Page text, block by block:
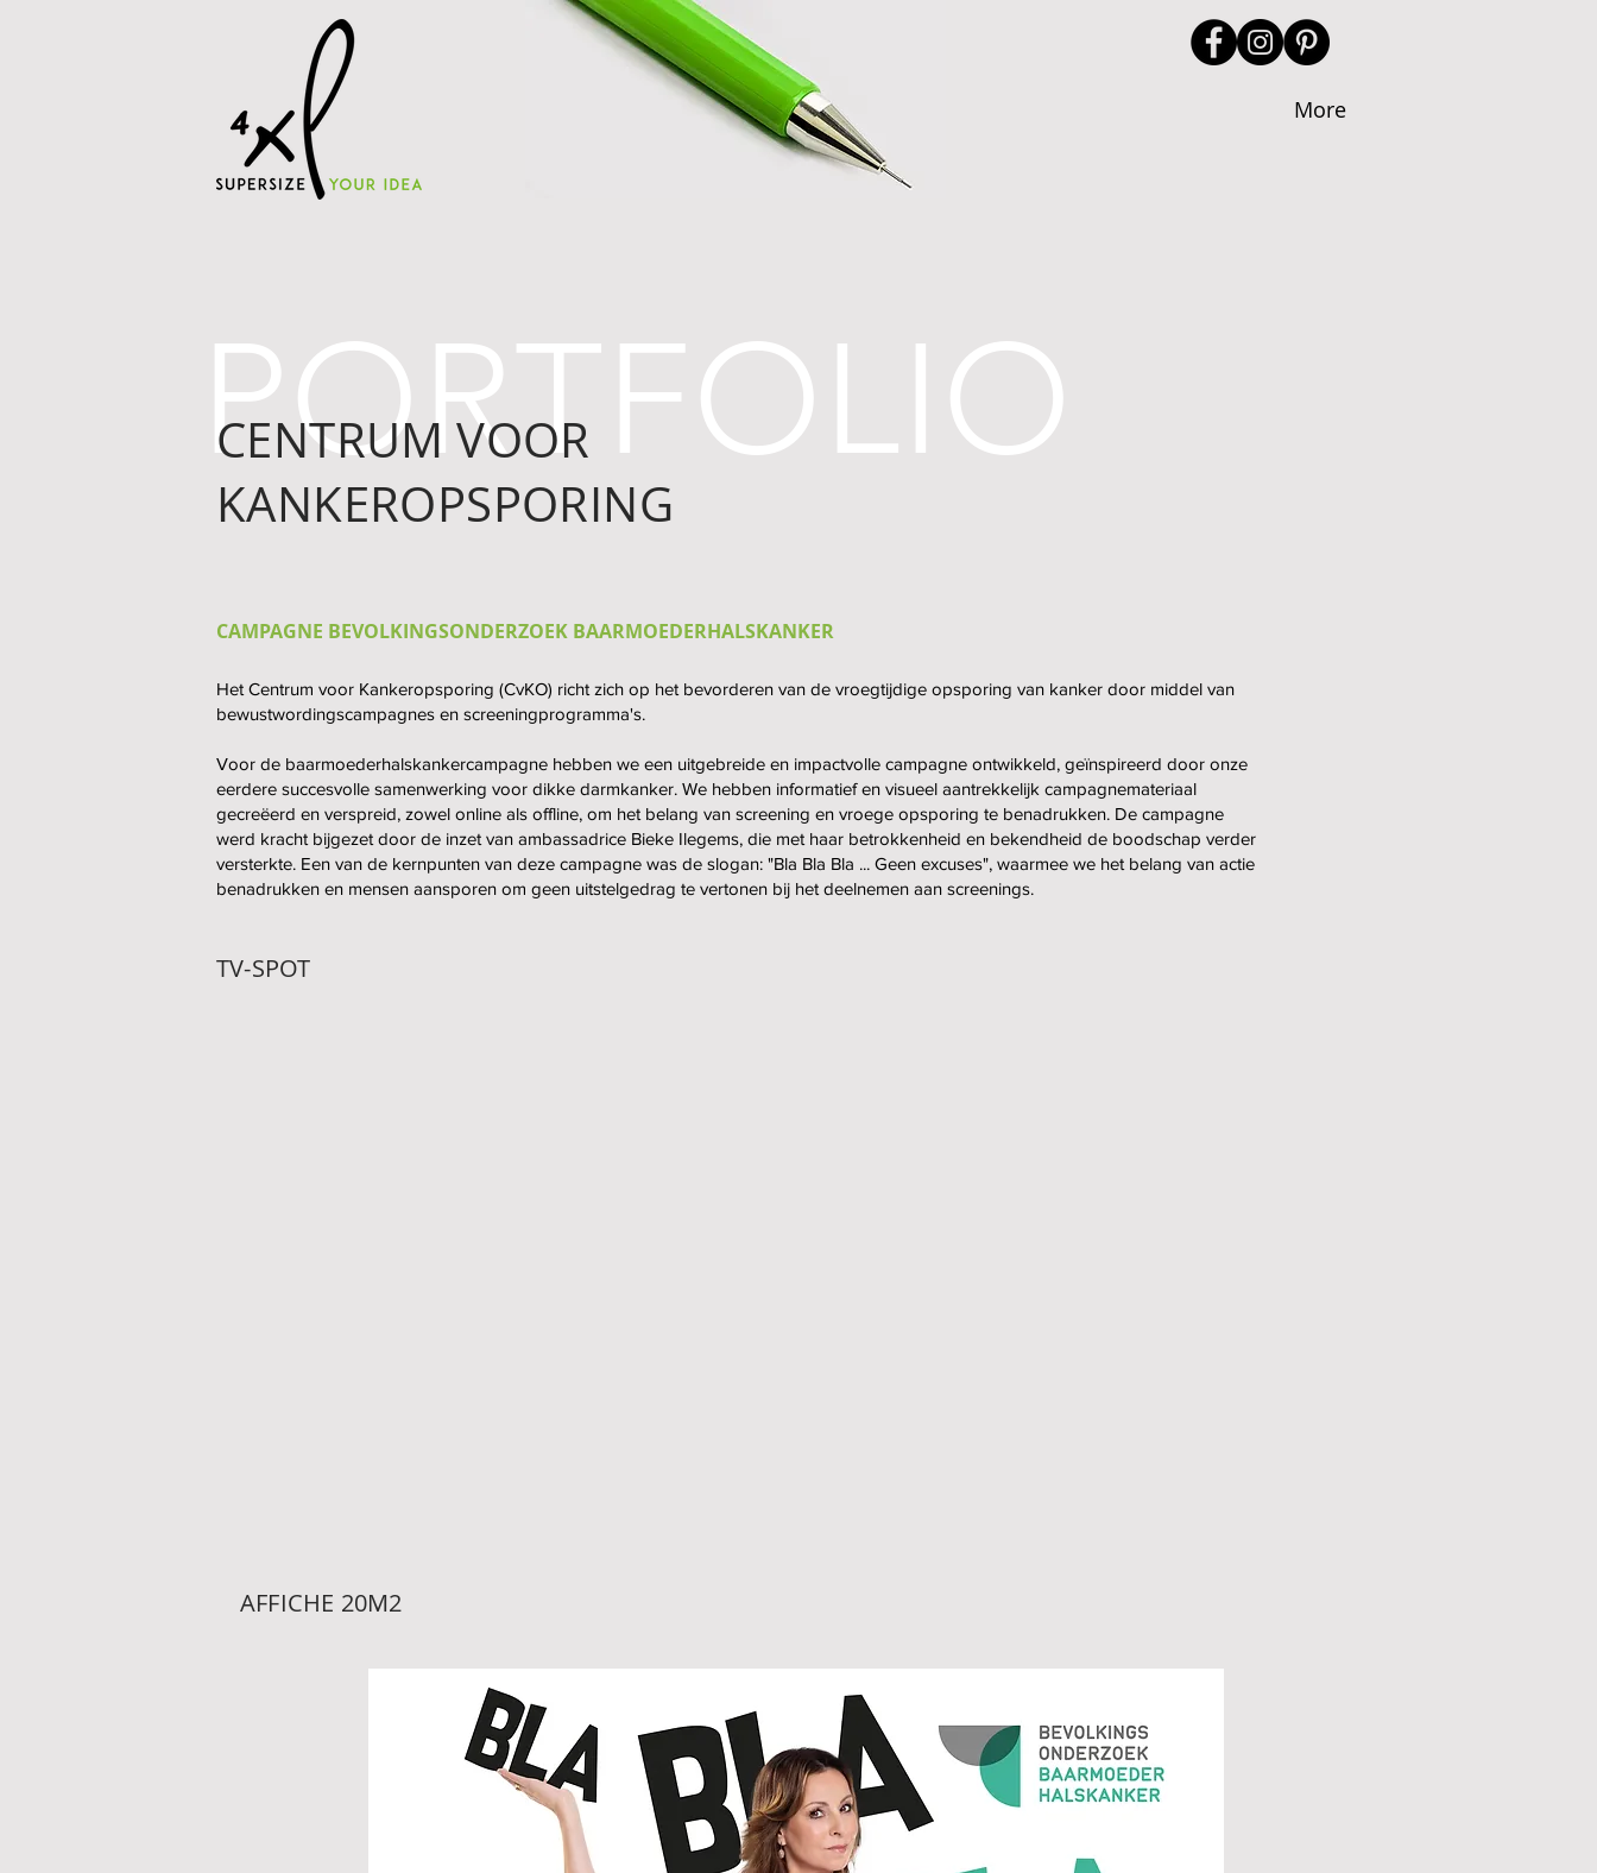
More
PORTFOLIO
CENTRUM VOOR
KANKEROPSPORING
CAMPAGNE BEVOLKINGSONDERZOEK BAARMOEDERHALSKANKER
Het Centrum voor Kankeropsporing (CvKO) richt zich op het bevorderen van de vroegtijdige opsporing van kanker door middel van
bewustwordingscampagnes en screeningprogramma's.
Voor de baarmoederhalskankercampagne hebben we een uitgebreide en impactvolle campagne ontwikkeld, geïnspireerd door onze
eerdere succesvolle samenwerking voor dikke darmkanker. We hebben informatief en visueel aantrekkelijk campagnemateriaal
gecreëerd en verspreid, zowel online als offline, om het belang van screening en vroege opsporing te benadrukken. De campagne
werd kracht bijgezet door de inzet van ambassadrice Bieke Ilegems, die met haar betrokkenheid en bekendheid de boodschap verder
versterkte. Een van de kernpunten van deze campagne was de slogan: "Bla Bla Bla ... Geen excuses", waarmee we het belang van actie
benadrukken en mensen aansporen om geen uitstelgedrag te vertonen bij het deelnemen aan screenings.
TV-SPOT
AFFICHE 20M2